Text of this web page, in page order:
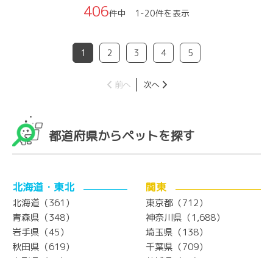
406件中 1-20件を表示
1 2 3 4 5
前へ 次へ
都道府県からペットを探す
北海道・東北
北海道（361）
青森県（348）
岩手県（45）
秋田県（619）
関東
東京都（712）
神奈川県（1,688）
埼玉県（138）
千葉県（709）